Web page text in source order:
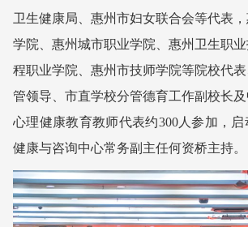
卫生健康局、惠州市妇女联合会等代表
学院、惠州城市职业学院、惠州卫生职
程职业学院、惠州市技师学院等院校代
管领导、市直学校分管德育工作副校长
心理健康教育教师代表约300人参加，
健康与咨询中心常务副主任何资桥主持。